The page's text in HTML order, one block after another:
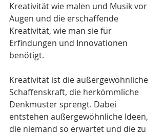
Kreativität wie malen und Musik vor
Augen und die erschaffende
Kreativität, wie man sie für
Erfindungen und Innovationen
benötigt.
Kreativität ist die außergewöhnliche
Schaffenskraft, die herkömmliche
Denkmuster sprengt. Dabei
entstehen außergewöhnliche Ideen,
die niemand so erwartet und die zu